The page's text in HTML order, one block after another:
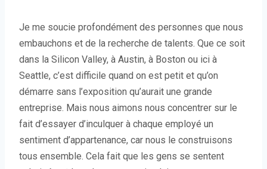
Je me soucie profondément des personnes que nous
embauchons et de la recherche de talents. Que ce soit
dans la Silicon Valley, à Austin, à Boston ou ici à
Seattle, c’est difficile quand on est petit et qu’on
démarre sans l’exposition qu’aurait une grande
entreprise. Mais nous aimons nous concentrer sur le
fait d’essayer d’inculquer à chaque employé un
sentiment d’appartenance, car nous le construisons
tous ensemble. Cela fait que les gens se sentent